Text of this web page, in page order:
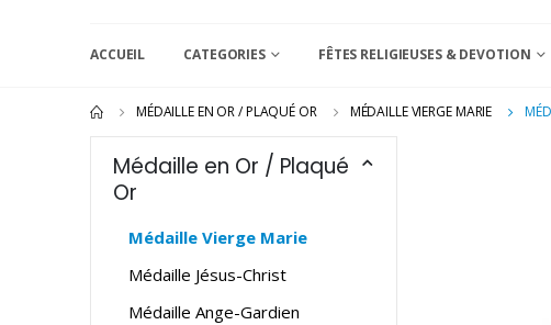
ACCUEIL CATEGORIES FÊTES RELIGIEUSES & DEVOTION
MÉDAILLE EN OR / PLAQUÉ OR MÉDAILLE VIERGE MARIE
Médaille en Or / Plaqué
Or
Médaille Vierge Marie
Médaille Jésus-Christ
Médaille Ange-Gardien